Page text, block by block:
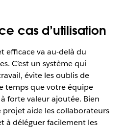
cas d’utilisation
efficace va au-delà du
C’est un système qui
évite les oublis de
temps que votre équipe
forte valeur ajoutée. Bien
projet aide les collaborateurs
à déléguer facilement les